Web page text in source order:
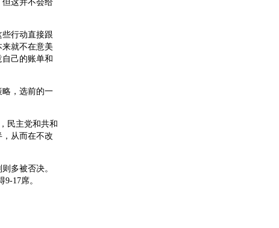
但这并不会给
行动直接跟
就不在意美
己的账单和
，选前的一
民主党和共和
从而在不改
多被否决。
17席。